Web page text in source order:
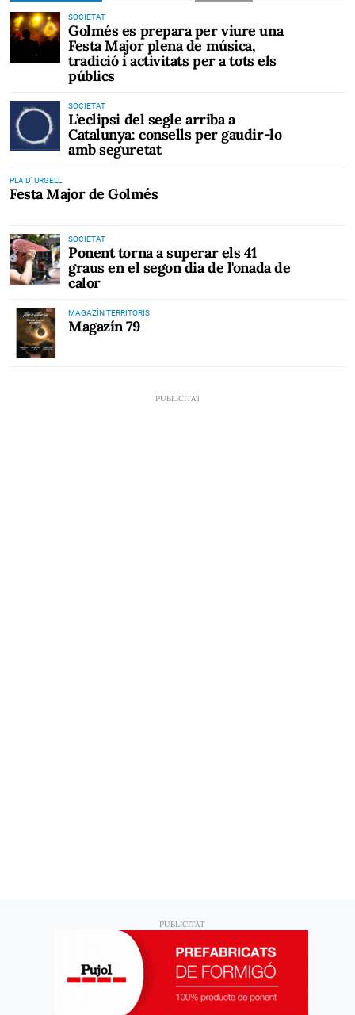
SOCIETAT
Golmés es prepara per viure una
Festa Major plena de música,
tradició i activitats per a tots els
públics
SOCIETAT
L’eclipsi del segle arriba a
Catalunya: consells per gaudir-lo
amb seguretat
PLA D' URGELL
Festa Major de Golmés
SOCIETAT
Ponent torna a superar els 41
graus en el segon dia de l'onada de
calor
MAGAZÍN TERRITORIS
Magazín 79